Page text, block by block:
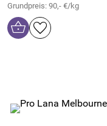
Grundpreis: 90,- €/kg